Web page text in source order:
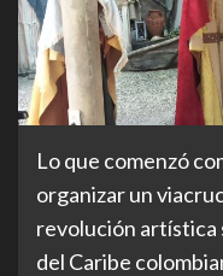
Lo que comenzó
organizar un
revolución artística
del Caribe